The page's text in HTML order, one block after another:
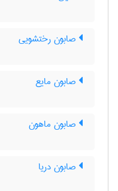
صابون رختشویی
صابون مایع
صابون ماهون
صابون دریا